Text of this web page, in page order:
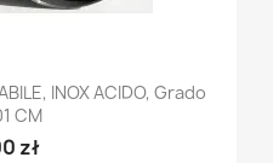
INOX ACIDO, Grado
CM
zł